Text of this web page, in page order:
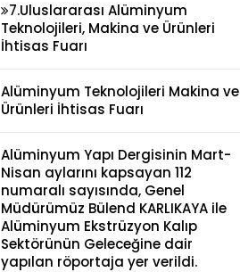
7.Uluslararası Alüminyum
Teknolojileri, Makina ve Ürünleri
İhtisas Fuarı
Alüminyum Teknolojileri Makina ve
Ürünleri İhtisas Fuarı
Alüminyum Yapı Dergisinin Mart-
Nisan aylarını kapsayan 112
numaralı sayısında, Genel
Müdürümüz Bülend KARLIKAYA ile
Alüminyum Ekstrüzyon Kalıp
Sektörünün Geleceğine dair
yapılan röportaja yer verildi.